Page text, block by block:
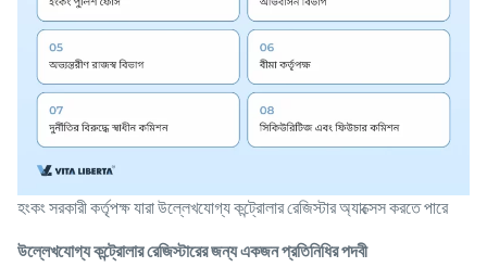
হংকং সরকারী কর্তৃপক্ষ যারা উল্লেখযোগ্য কন্ট্রোলার রেজিস্টার অ্যাক্সেস করতে পারে
উল্লেখযোগ্যকন্ট্রোলাররেজিস্টারেরজন্যএকজনপ্রতিনিধিরপদবী